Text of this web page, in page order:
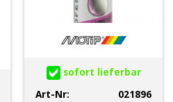
sofort lieferbar
Art-Nr:
021896